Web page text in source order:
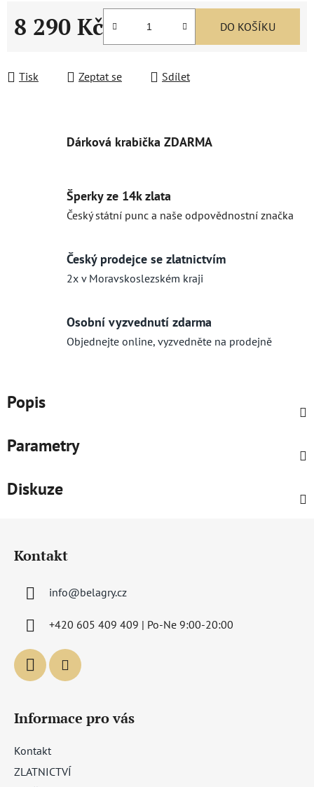
8 290 Kč DO KOŠÍKU
Tisk Zeptat se Sdílet
Dárková krabička ZDARMA
Šperky ze 14k zlata
Český státní punc a naše odpovědnostní značka
Český prodejce se zlatnictvím
2x v Moravskoslezském kraji
Osobní vyzvednutí zdarma
Objednejte online, vyzvedněte na prodejně
Popis
Parametry
Diskuze
Kontakt
info@belagry.cz
+420 605 409 409 | Po-Ne 9:00-20:00
Informace pro vás
Kontakt
ZLATNICTVÍ